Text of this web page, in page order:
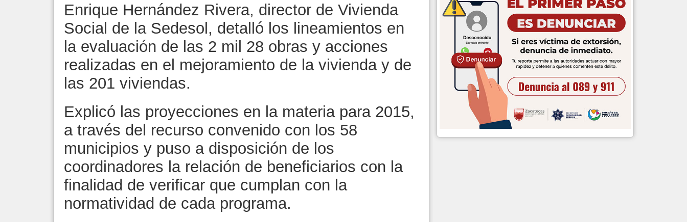
Enrique Hernández Rivera, director de Vivienda
Social de la Sedesol, detalló los lineamientos en
la evaluación de las 2 mil 28 obras y acciones
realizadas en el mejoramiento de la vivienda y de
las 201 viviendas.
Explicó las proyecciones en la materia para 2015,
a través del recurso convenido con los 58
municipios y puso a disposición de los
coordinadores la relación de beneficiarios con la
finalidad de verificar que cumplan con la
normatividad de cada programa.